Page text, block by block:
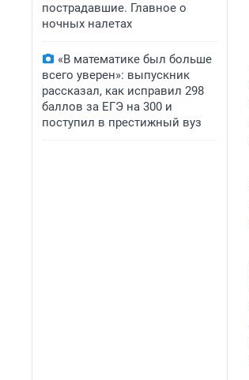
пострадавшие. Главное о
ночных налетах
«В математике был больше
всего уверен»: выпускник
рассказал, как исправил 298
баллов за ЕГЭ на 300 и
поступил в престижный вуз